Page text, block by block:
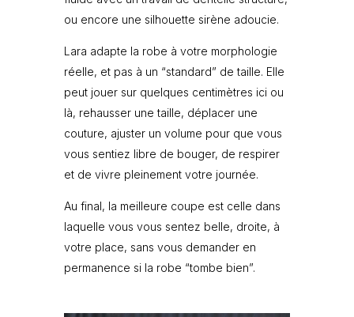
ou encore une silhouette sirène adoucie.
Lara adapte la robe à votre morphologie
réelle, et pas à un “standard” de taille. Elle
peut jouer sur quelques centimètres ici ou
là, rehausser une taille, déplacer une
couture, ajuster un volume pour que vous
vous sentiez libre de bouger, de respirer
et de vivre pleinement votre journée.
Au final, la meilleure coupe est celle dans
laquelle vous vous sentez belle, droite, à
votre place, sans vous demander en
permanence si la robe “tombe bien”.